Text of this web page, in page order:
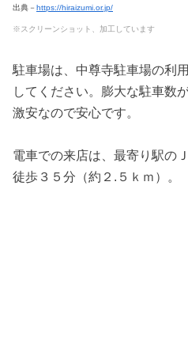
出典－ https://hiraizumi.or.jp/
※スクリーンショット、加工しています
駐車場は、中尊寺駐車場の利
してください。膨大な駐車数
激安なので安心です。
電車での来店は、最寄り駅の
徒歩３５分（約２.５ｋｍ）。